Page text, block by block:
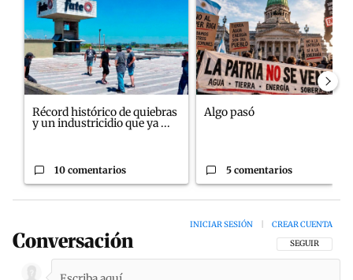
Récord histórico de quiebras
y un industricidio que ya ...
10 comentarios
Algo pasó
5 comentarios
Conversación SIGA ESTA
SEGUIR
INICIAR SESIÓN CREAR CUENTA